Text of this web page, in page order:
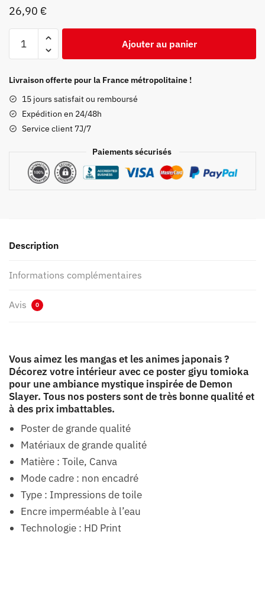
26,90 €
Demon
Giyu
Tomioka
Ajouter au panier
Livraison offerte pour la France métropolitaine !
15 jours satisfait ou remboursé
Expédition en 24/48h
Service client 7J/7
Paiements sécurisés
Description
Informations complémentaires
Avis 0
Vous aimez les mangas et les animes japonais ?
Décorez votre intérieur avec ce poster giyu tomioka
pour une ambiance mystique inspirée de Demon
Slayer. Tous nos posters sont de très bonne qualité et
à des prix imbattables.
Poster de grande qualité
Matériaux de grande qualité
Matière : Toile, Canva
Mode cadre : non encadré
Type : Impressions de toile
Encre imperméable à l’eau
Technologie : HD Print